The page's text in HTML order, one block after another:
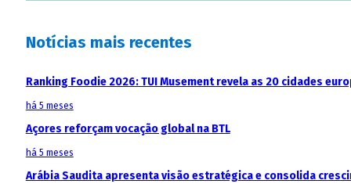
Notícias mais recentes
Ranking Foodie 2026: TUI Musement revela as 20 cidades
há 5 meses
Açores reforçam vocação global na BTL
há 5 meses
Arábia Saudita apresenta visão estratégica e consolida